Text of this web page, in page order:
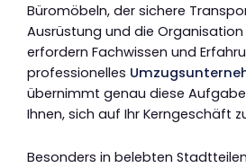
Büromöbeln, der sichere
Ausrüstung und die Organisation
erfordern Fachwissen und
professionelles
übernimmt genau diese
Ihnen, sich auf Ihr Kerngeschäft
Besonders in belebten